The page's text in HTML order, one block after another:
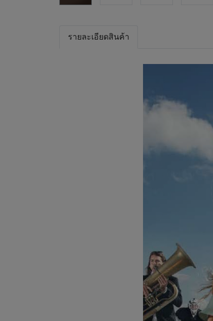
รายละเอียดสินค้า